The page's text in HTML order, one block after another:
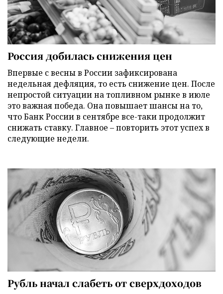
Россия добилась снижения цен
Впервые с весны в России зафиксирована
недельная дефляция, то есть снижение цен. После
непростой ситуации на топливном рынке в июле
это важная победа. Она повышает шансы на то,
что Банк России в сентябре все-таки продолжит
снижать ставку. Главное – повторить этот успех в
следующие недели.
Рубль начал слабеть от сверхдоходов